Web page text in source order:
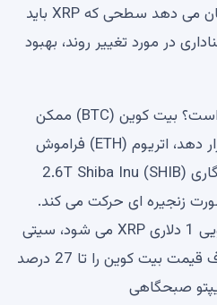
اهمیت ویژه ای دارد، زیرا نشان می دهد سطحی که XRP باید
در مورد تغییر روند، بهبود
آیا بازگشت XRP امکان پذیر است؟ بیت کوین (BTC) ممکن
است 52000 دلار را هدف قرار دهد، اتریوم (ETH) فراموش
نشده است: بررسی بازار رمزنگاری 2.6T Shiba Inu (SHIB)
زنجیره ای حرکت می کند.
روند 3 ماهه باعث صرفه جویی 1 دلاری XRP می شود، سیتی
به لطف هوش مصنوعی هدف قیمت بیت کوین را تا 27 درصد
صبحگاهی